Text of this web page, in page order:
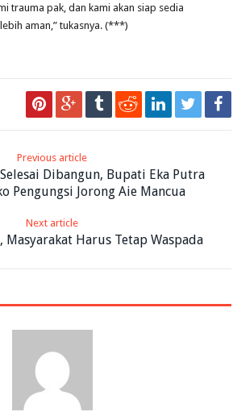
trauma pak, dan kami akan siap sedia
aman,” tukasnya. (***)
Previous article
Dibangun, Bupati Eka Putra
Pengungsi Jorong Aie Mancua
Next article
Masyarakat Harus Tetap Waspada